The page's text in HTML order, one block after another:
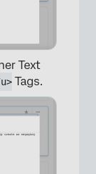
Text
Tags.